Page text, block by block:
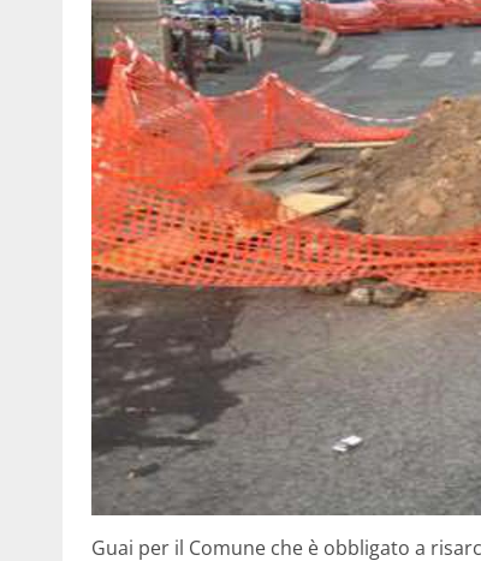
Guai per il Comune che è obbligato a